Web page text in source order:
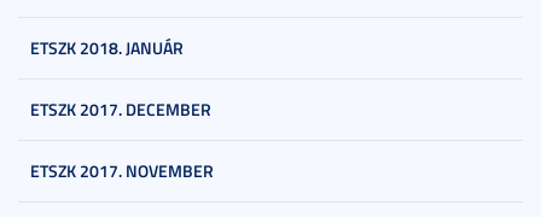
ETSZK 2018. JANUÁR
ETSZK 2017. DECEMBER
ETSZK 2017. NOVEMBER